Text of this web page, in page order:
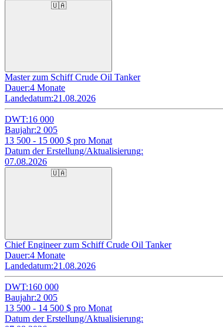
🇺🇦
Master zum Schiff Crude Oil Tanker
Dauer:4 Monate
Landedatum:21.08.2026
DWT:16 000
Baujahr:2 005
13 500 - 15 000 $ pro Monat
Datum der Erstellung/Aktualisierung:
07.08.2026
🇺🇦
Chief Engineer zum Schiff Crude Oil Tanker
Dauer:4 Monate
Landedatum:21.08.2026
DWT:160 000
Baujahr:2 005
13 500 - 14 500 $ pro Monat
Datum der Erstellung/Aktualisierung: